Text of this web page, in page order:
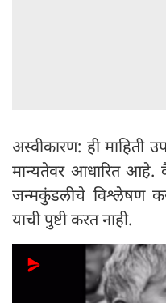
अस्वीकारण: ही माहिती
मान्यतेवर आधारित आहे.
जन्मकुंडलीचे विश्लेषण
याची पुष्टी करत नाही.